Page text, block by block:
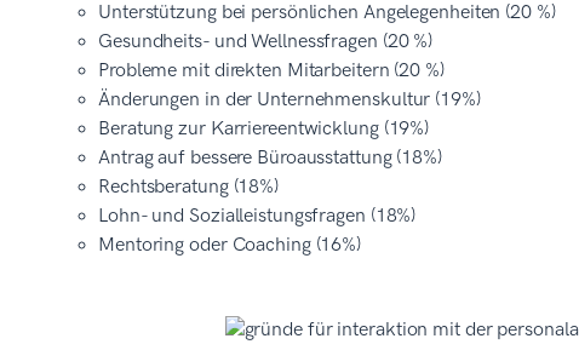
Unterstützung bei persönlichen Angelegenheiten (20 %)
Gesundheits- und Wellnessfragen (20 %)
Probleme mit direkten Mitarbeitern (20 %)
Änderungen in der Unternehmenskultur (19%)
Beratung zur Karriereentwicklung (19%)
Antrag auf bessere Büroausstattung (18%)
Rechtsberatung (18%)
Lohn- und Sozialleistungsfragen (18%)
Mentoring oder Coaching (16%)